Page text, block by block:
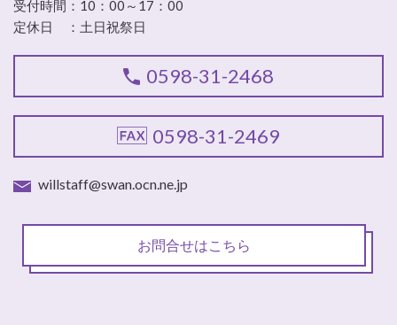
受付時間： 10：00～17：00
定休日 ： 土日祝祭日
0598-31-2468
0598-31-2469
willstaff@swan.ocn.ne.jp
お問合せはこちら